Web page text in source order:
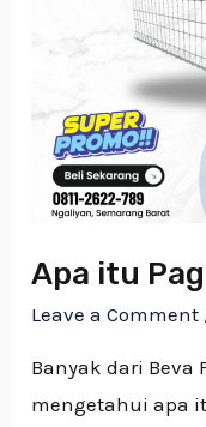
Apa itu
Leave a Comment
Banyak dari
mengetahui apa